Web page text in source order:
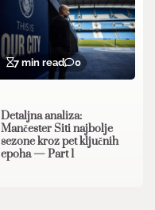
7 min read 0
Detaljna analiza:
Mančester Siti najbolje
sezone kroz pet ključnih
epoha — Part 1